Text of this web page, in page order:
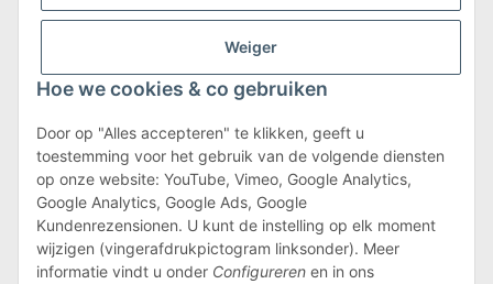
Weiger
Hoe we cookies & co gebruiken
Door op "Alles accepteren" te klikken, geeft u
toestemming voor het gebruik van de volgende diensten
op onze website: YouTube, Vimeo, Google Analytics,
Google Analytics, Google Ads, Google
Kundenrezensionen. U kunt de instelling op elk moment
wijzigen (vingerafdrukpictogram linksonder). Meer
informatie vindt u onder Configureren en in ons
Meer informatie over verzending en retourneren
Algemene voorwaarden